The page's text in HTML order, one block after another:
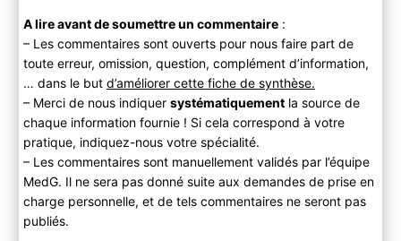
A lire avant de soumettre un commentaire:
– Les commentaires sont ouverts pour nous faire part de
toute erreur, omission, question, complément d’information,
… dans le but d’améliorer cette fiche de synthèse.
– Merci de nous indiquer systématiquementla source de
chaque information fournie ! Si cela correspond à votre
pratique, indiquez-nous votre spécialité.
– Les commentaires sont manuellement validés par l’équipe
MedG. Il ne sera pas donné suite aux demandes de prise en
charge personnelle, et de tels commentaires ne seront pas
publiés.